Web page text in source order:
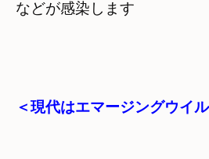
＜現代はエマージングウイ